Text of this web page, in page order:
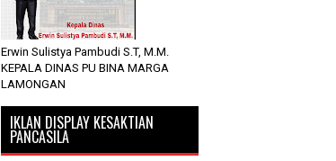
Erwin Sulistya Pambudi S.T, M.M.
KEPALA DINAS PU BINA MARGA
LAMONGAN
IKLAN DISPLAY KESAKTIAN
PANCASILA